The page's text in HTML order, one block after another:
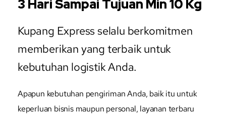
3 Hari Sampai Tujuan Min 10 Kg
Kupang Express selalu berkomitmen
memberikan yang terbaik untuk
kebutuhan logistik Anda.
Apapun kebutuhan pengiriman Anda, baik itu untuk
keperluan bisnis maupun personal, layanan terbaru